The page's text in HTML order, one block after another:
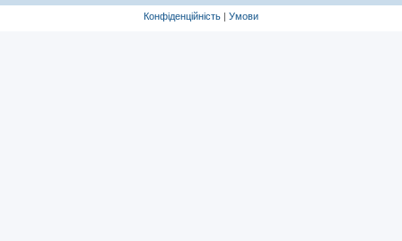
Конфіденційність | Умови